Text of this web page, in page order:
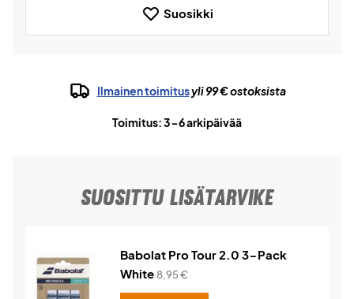
Suosikki
Ilmainen toimitusyli 99 € ostoksista
Toimitus: 3-6 arkipäivää
SUOSITTU LISÄTARVIKE
Babolat Pro Tour 2.0 3-Pack
White 8,95€